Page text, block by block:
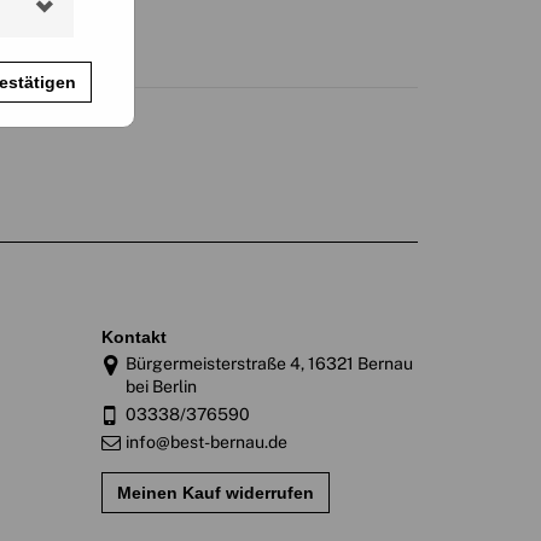
kontakt
Bürgermeisterstraße 4, 16321 Bernau
bei Berlin
03338/376590
info@best-bernau.de
Meinen Kauf widerrufen